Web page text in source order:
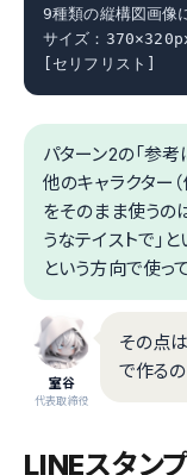
9種類の縦構図画像
サイズ：370×320px
[セリフリスト]
パターン2の「参考
他のキャラクター
をそのまま使うの
うなテイストで」
という方向で使っ
室谷
代表取締役
その点
で作る
LINEスタン